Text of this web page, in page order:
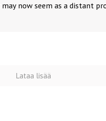
now seem as a distant
Lataa lisää